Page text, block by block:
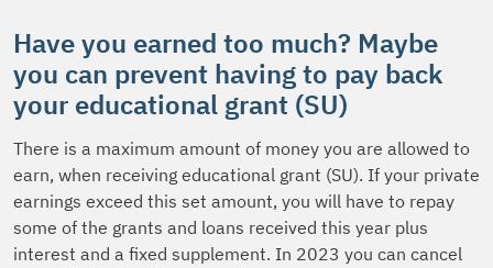
Have you earned too much? Maybe
you can prevent having to pay back
your educational grant (SU)
There is a maximum amount of money you are allowed to
earn, when receiving educational grant (SU). If your private
earnings exceed this set amount, you will have to repay
some of the grants and loans received this year plus
interest and a fixed supplement. In 2023 you can cancel